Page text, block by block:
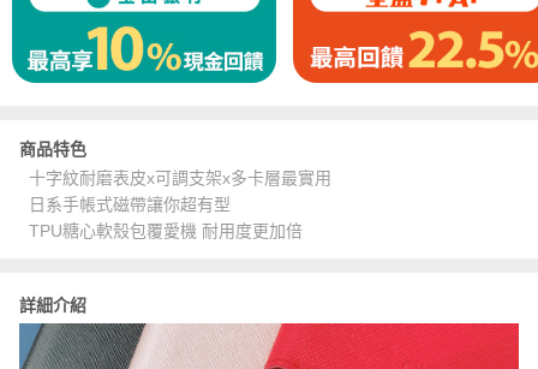
商品特色
十字紋耐磨表皮x可調支架x多卡層最實用
日系手帳式磁帶讓你超有型
TPU糖心軟殼包覆愛機 耐用度更加倍
詳細介紹